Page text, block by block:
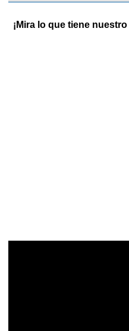
¡Mira lo que tiene